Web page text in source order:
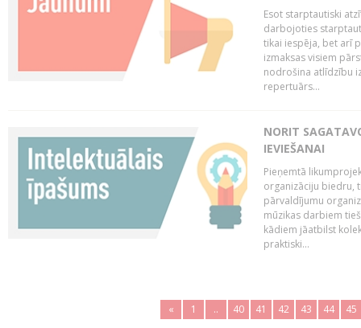
Esot starptautiski
darbojoties
tikai iespēja, bet arī
izmaksas visiem
nodrošina atlīdzību
repertuārs...
NORIT
IEVIEŠANAI
Pieņemtā
organizāciju biedru,
pārvaldījumu
mūzikas darbiem
kādiem jāatbilst
praktiski...
« 1 .. 40 41 42 43 44 45